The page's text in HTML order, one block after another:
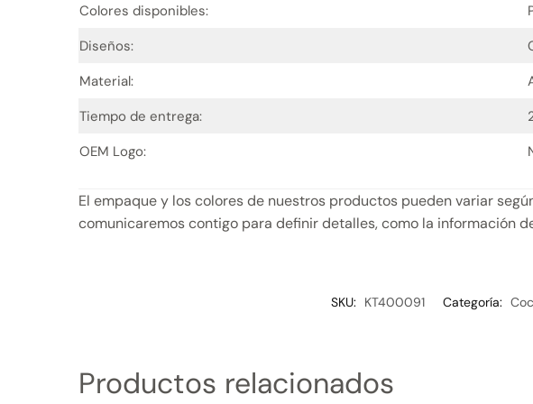
Colores disponibles:
Diseños:
Material:
Tiempo de entrega:
OEM Logo:
El empaque y los colores de nuestros productos pueden variar
comunicaremos contigo para definir detalles, como la información
SKU: KT400091 Categoría:
Productos relacionados